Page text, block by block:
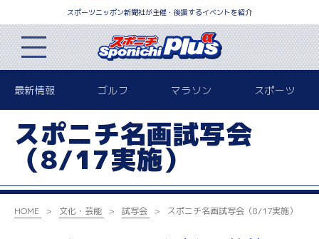
スポーツニッポン新聞社が主催・後援するイベントを紹介
最新情報 ゴルフ マラソン スポーツ
スポニチ名画試写会
（8/17実施）
HOME 文化・芸能 試写会 スポニチ名画試写会（8/17実施）